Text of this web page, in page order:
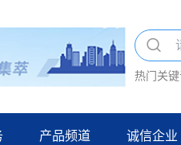
热门关键
产品频道 诚信企业